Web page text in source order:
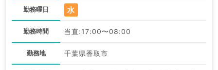
勤務曜日 水
勤務時間 当直:17:00〜08:00
勤務地 千葉県香取市